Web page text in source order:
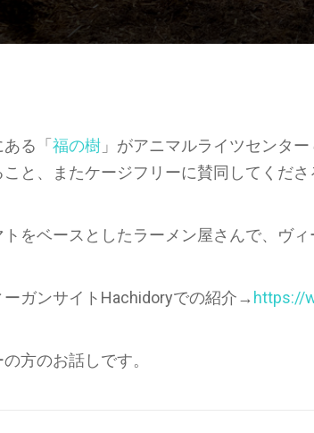
る「 福の樹 」がアニマルライツセンタ
と、またケージフリーに賛同してくださ
をベースとしたラーメン屋さんで、ヴィ
ーガンサイトHachidoryでの紹介→ https://
方のお話しです。